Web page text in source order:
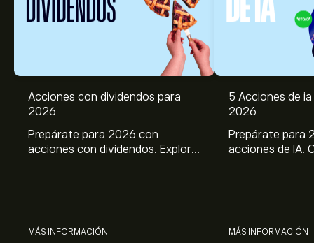
Acciones con dividendos para
2026
Prepárate para 2026 con
acciones con dividendos. Explora
MÁS INFORMACIÓN
5 Acciones de
2026
Prepárate para
acciones de IA.
MÁS INFORMACIÓN